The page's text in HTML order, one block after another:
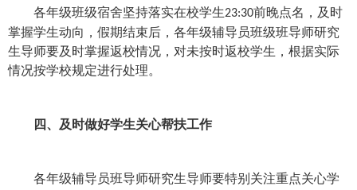
各年级班级宿舍坚持落实在校学生23:30前晚点名，及时
掌握学生动向，假期结束后，各年级辅导员班级班导师研究
生导师要及时掌握返校情况，对未按时返校学生，根据实际
情况按学校规定进行处理。
四、及时做好学生关心帮扶工作
各年级辅导员班导师研究生导师要特别关注重点关心学